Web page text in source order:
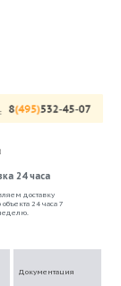
24 часа
доставку
объекта 24 часа 7
Документация